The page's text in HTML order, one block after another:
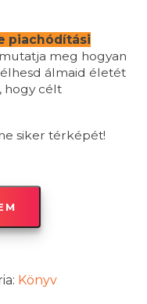
piachódítási
meg hogyan
álmaid életét
hogy célt
siker térképét!
Könyv